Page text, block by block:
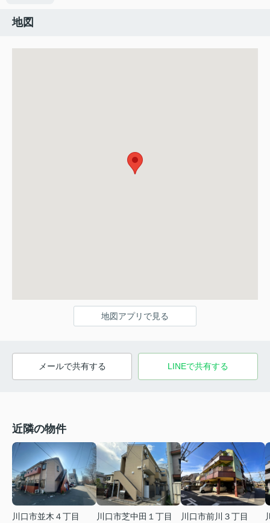
地図
地図アプリで見る
メールで共有する LINEで共有する
近隣の物件
川口市並木４丁目
川口市芝中田１丁目
川口市前川３丁目